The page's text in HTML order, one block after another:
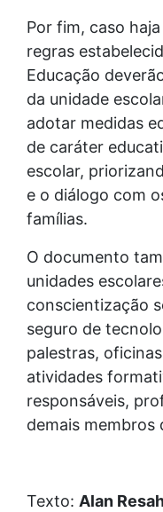
Por fim, caso
regras
Educação
da unidade
adotar medidas
de caráter
escolar,
e o diálogo com
famílias.
O documento
unidades
conscientização
seguro de
palestras,
atividades
responsáveis,
demais membros
Texto: Alan